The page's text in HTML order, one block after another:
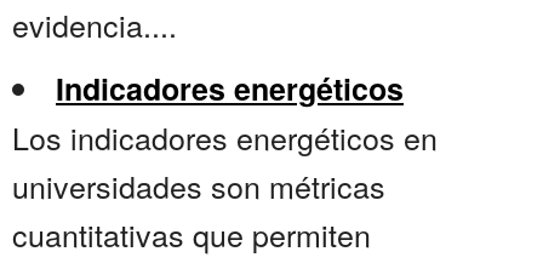
evidencia....
Indicadores energéticos
Los indicadores energéticos en
universidades son métricas
cuantitativas que permiten